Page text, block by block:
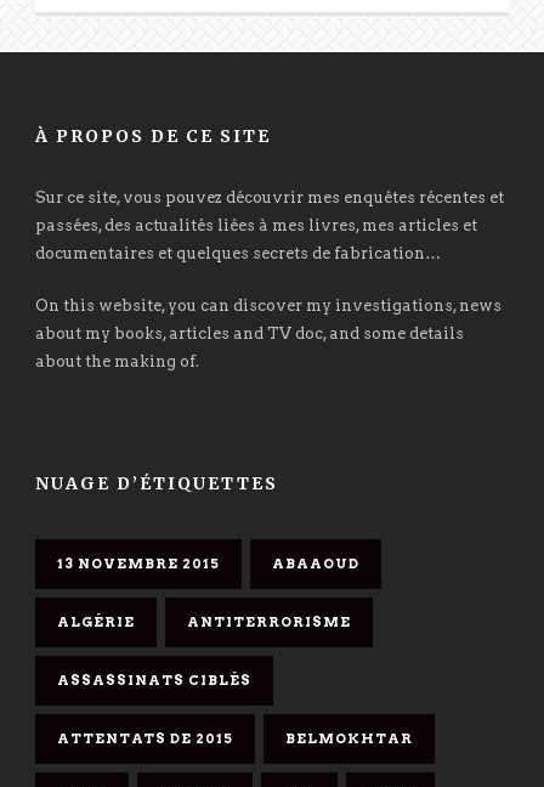
À PROPOS DE CE SITE
Sur ce site, vous pouvez découvrir mes enquêtes récentes et
passées, des actualités liées à mes livres, mes articles et
documentaires et quelques secrets de fabrication…
On this website, you can discover my investigations, news
about my books, articles and TV doc, and some details
about the making of.
NUAGE D’ÉTIQUETTES
13 NOVEMBRE 2015 ABAAOUD
ALGÉRIE ANTITERRORISME
ASSASSINATS CIBLÉS
ATTENTATS DE 2015 BELMOKHTAR